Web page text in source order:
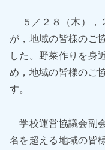
５／２８（木），
が，地域の皆様のご
した。野菜作りを身
め，地域の皆様のご
す。
学校運営協議会副
名を超える地域の皆